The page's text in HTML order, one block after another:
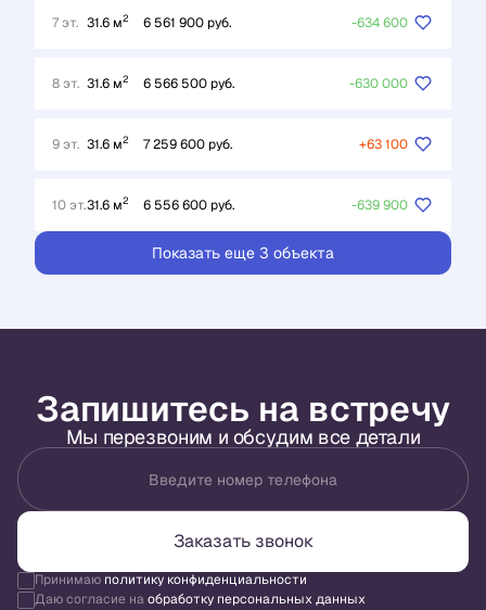
7 эт. 31.6 м2 6 561 900 руб. -634 600
8 эт. 31.6 м2 6 566 500 руб. -630 000
9 эт. 31.6 м2 7 259 600 руб. +63 100
10 эт.31.6 м2 6 556 600 руб. -639 900
Показать еще 3 объектa
Запишитесь на встречу
Мы перезвоним и обсудим все детали
Введите номер телефона
Заказать звонок
Принимаю политику конфиденциальности
Даю согласие наобработку персональных данных